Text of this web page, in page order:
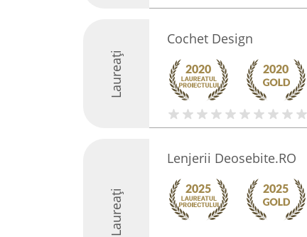
Laureați
Cochet Design
Laureați
Lenjerii Deosebite.RO